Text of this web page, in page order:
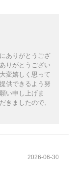
ありがとうござ
りがとうござい
変嬉しく思って
供できるよう努
い申し上げま
きましたので、
2026-06-30